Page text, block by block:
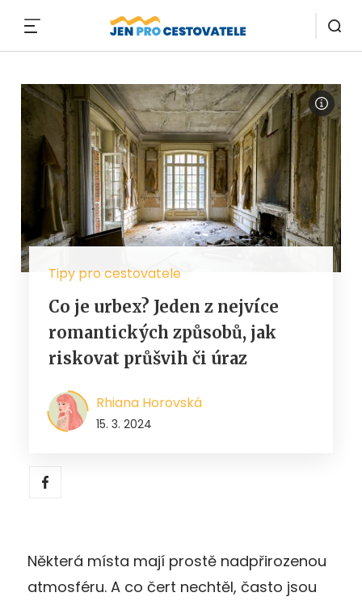
Tipy pro cestovatele
Co je urbex? Jeden z nejvíce
romantických způsobů, jak
riskovat průšvih či úraz
Rhiana Horovská
15. 3. 2024
Některá místa mají prostě nadpřirozenou
atmosféru. A co čert nechtěl, často jsou